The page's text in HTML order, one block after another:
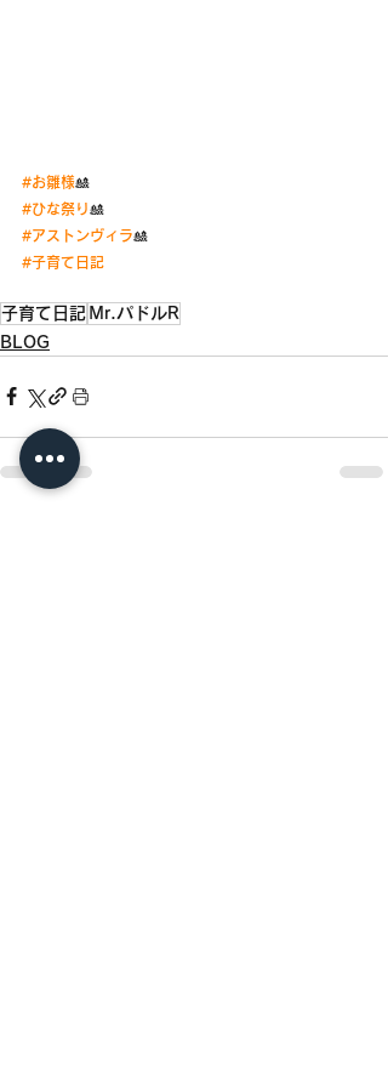
#お雛様🎎
#ひな祭り🎎
#アストンヴィラ🎎
#子育て日記
子育て日記 Mr.パドルR
BLOG